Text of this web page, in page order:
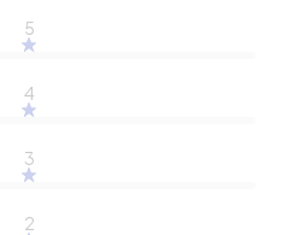
5
4
3
2